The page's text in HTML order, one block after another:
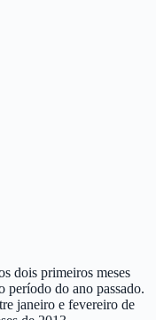
dois primeiros meses
período do ano passado.
janeiro e fevereiro de